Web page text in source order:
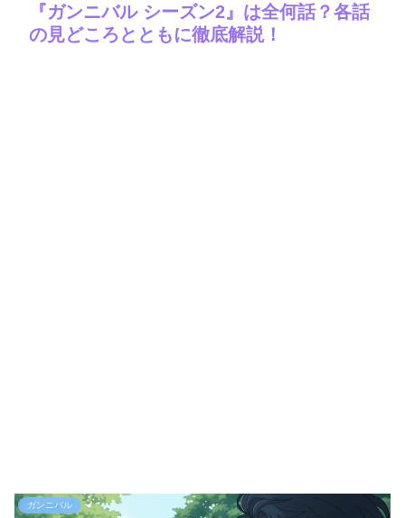
『ガンニバル シーズン2』は全何話？各話
の見どころとともに徹底解説！
ガンニバル